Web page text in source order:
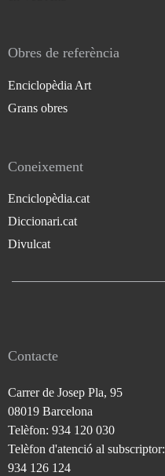
Obres de referència
Enciclopèdia Art
Grans obres
Coneixement
Enciclopèdia.cat
Diccionari.cat
Divulcat
Contacte
Carrer de Josep Pla, 95
08019 Barcelona
Telèfon: 934 120 030
Telèfon d'atenció al subscriptor:
934 126 124